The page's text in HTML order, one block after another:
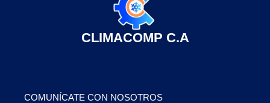
CLIMACOMP C.A
COMUNÍCATE CON NOSOTROS